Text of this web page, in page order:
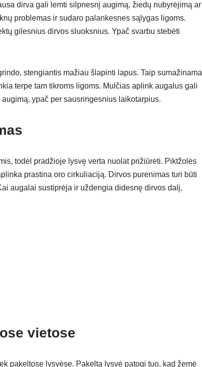
dirva gali lemti silpnesnį augimą, žiedų nubyrėjimą ar
problemas ir sudaro palankesnes sąlygas ligoms.
gilesnius dirvos sluoksnius. Ypač svarbu stebėti
stengiantis mažiau šlapinti lapus. Taip sumažinama
terpe tam tikroms ligoms. Mulčias aplink augalus gali
ypač per sausringesnius laikotarpius.
todėl pradžioje lysvę verta nuolat prižiūrėti. Piktžolės
prastina oro cirkuliaciją. Dirvos purenimas turi būti
augalai sustiprėja ir uždengia didesnę dirvos dalį,
vietose
pakeltose lysvėse. Pakelta lysvė patogi tuo, kad žemė